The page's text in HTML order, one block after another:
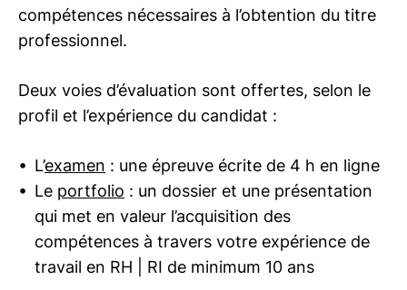
compétences nécessaires à l’obtention du titre
professionnel.
Deux voies d’évaluation sont offertes, selon le
profil et l’expérience du candidat :
L’examen : une épreuve écrite de 4 h en ligne
Le portfolio : un dossier et une présentation
qui met en valeur l’acquisition des
compétences à travers votre expérience de
travail en RH | RI de minimum 10 ans